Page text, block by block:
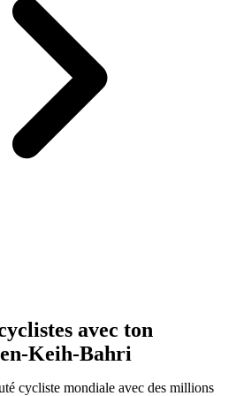
avec ton
Keih-Bahri
cycliste mondiale avec des millions